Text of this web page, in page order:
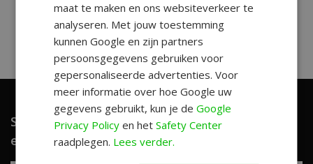
Schrijf je in en ontvang unieke aanbiedingen
en leuke tips!
maat te maken en ons websiteverkeer te
analyseren. Met jouw toestemming
kunnen Google en zijn partners
persoonsgegevens gebruiken voor
gepersonaliseerde advertenties. Voor
meer informatie over hoe Google uw
gegevens gebruikt, kun je deGoogle
Privacy Policy en hetSafety Center
raadplegen. Lees verder.